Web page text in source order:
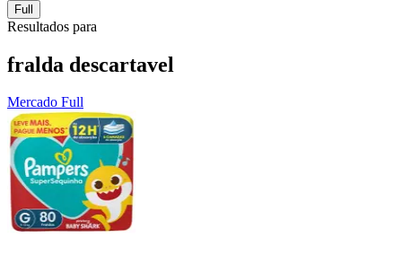
Full
Resultados para
fralda descartavel
Mercado Full